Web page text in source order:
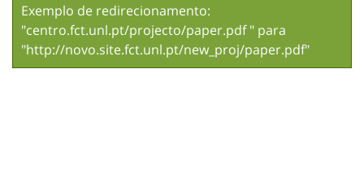
Exemplo de redirecionamento:
"centro.fct.unl.pt/projecto/paper.pdf " para
"http://novo.site.fct.unl.pt/new_proj/paper.pdf"